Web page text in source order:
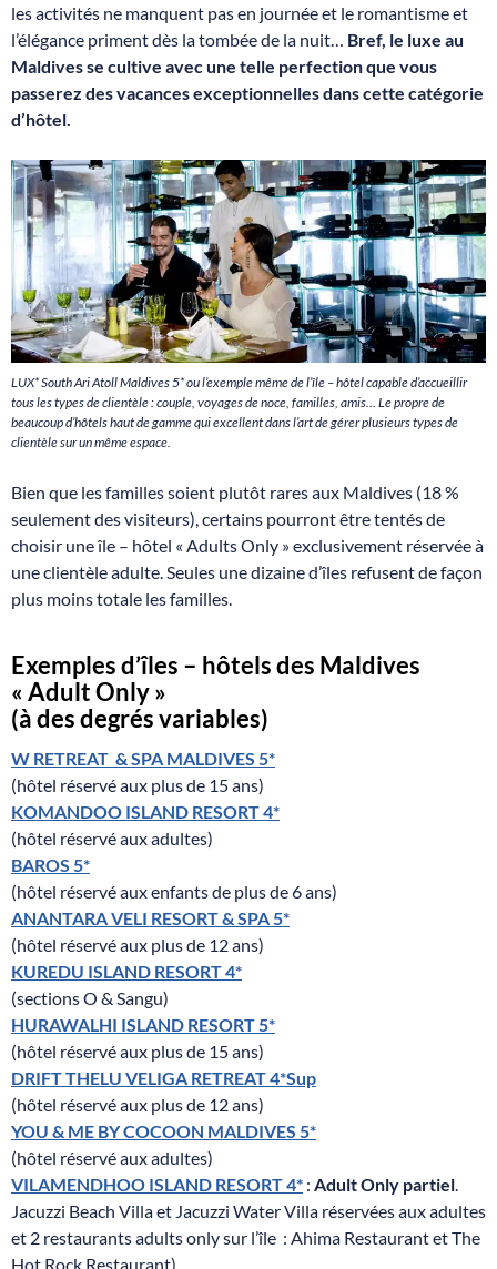
les activités ne manquent pas en journée et le romantisme et
l’élégance priment dès la tombée de la nuit… Bref, le luxe au
Maldives se cultive avec une telle perfection que vous
passerez des vacances exceptionnelles dans cette catégorie
d’hôtel.
LUX* South Ari Atoll Maldives 5* ou l’exemple même de l’île – hôtel capable d’accueillir
tous les types de clientèle : couple, voyages de noce, familles, amis… Le propre de
beaucoup d’hôtels haut de gamme qui excellent dans l’art de gérer plusieurs types de
clientèle sur un même espace.
Bien que les familles soient plutôt rares aux Maldives (18 %
seulement des visiteurs), certains pourront être tentés de
choisir une île – hôtel « Adults Only » exclusivement réservée à
une clientèle adulte. Seules une dizaine d’îles refusent de façon
plus moins totale les familles.
Exemples d’îles – hôtels des Maldives
« Adult Only »
(à des degrés variables)
W RETREAT & SPA MALDIVES 5*
(hôtel réservé aux plus de 15 ans)
KOMANDOO ISLAND RESORT 4*
(hôtel réservé aux adultes)
BAROS 5*
(hôtel réservé aux enfants de plus de 6 ans)
ANANTARA VELI RESORT & SPA 5*
(hôtel réservé aux plus de 12 ans)
KUREDU ISLAND RESORT 4*
(sections O & Sangu)
HURAWALHI ISLAND RESORT 5*
(hôtel réservé aux plus de 15 ans)
DRIFT THELU VELIGA RETREAT 4*Sup
(hôtel réservé aux plus de 12 ans)
YOU & ME BY COCOON MALDIVES 5*
(hôtel réservé aux adultes)
VILAMENDHOO ISLAND RESORT 4* : Adult Only partiel.
Jacuzzi Beach Villa et Jacuzzi Water Villa réservées aux adultes
et 2 restaurants adults only sur l’île : Ahima Restaurant et The
Hot Rock Restaurant).